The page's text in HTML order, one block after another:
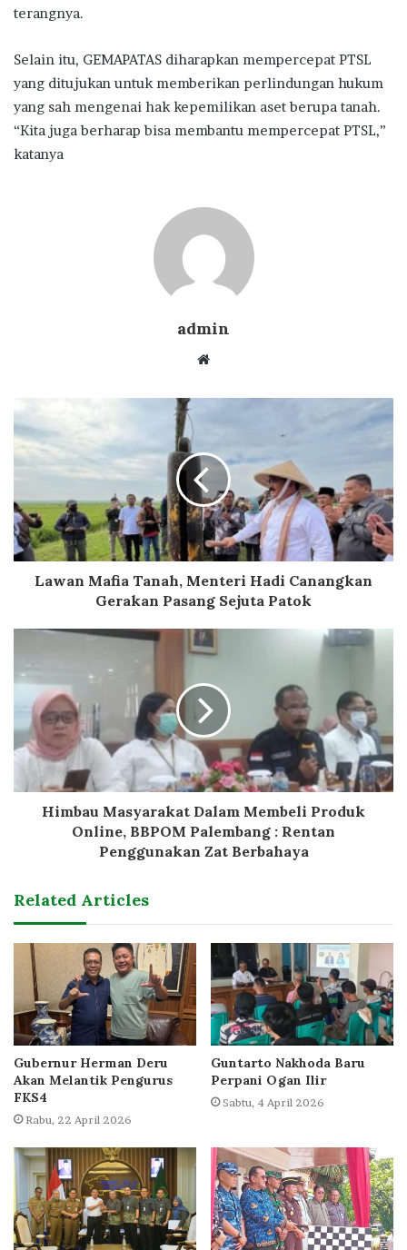
terangnya.
Selain itu, GEMAPATAS diharapkan mempercepat PTSL
yang ditujukan untuk memberikan perlindungan hukum
yang sah mengenai hak kepemilikan aset berupa tanah.
“Kita juga berharap bisa membantu mempercepat PTSL,”
katanya
admin
Website
Lawan Mafia Tanah, Menteri Hadi Canangkan
Gerakan Pasang Sejuta Patok
Himbau Masyarakat Dalam Membeli Produk
Online, BBPOM Palembang : Rentan
Penggunakan Zat Berbahaya
Related Articles
Gubernur Herman Deru
Akan Melantik Pengurus
FKS4
Rabu, 22 April 2026
Guntarto Nakhoda Baru
Perpani Ogan Ilir
Sabtu, 4 April 2026